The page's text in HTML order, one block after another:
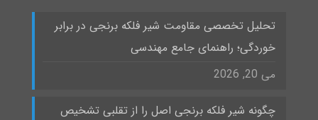
تحلیل تخصصی مقاومت شیر فلکه برنجی در برابر
خوردگی؛ راهنمای جامع مهندسی
می 20, 2026
چگونه شیر فلکه برنجی اصل را از تقلبی تشخیص